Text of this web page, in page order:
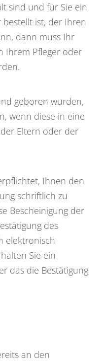
sind und für Sie ein
ist, der Ihren
dann muss Ihr
Ihrem Pfleger oder
geboren wurden,
wenn diese in eine
Eltern oder der
Ihnen den
schriftlich zu
Bescheinigung der
des
elektronisch
Sie ein
das die Bestätigung
an den